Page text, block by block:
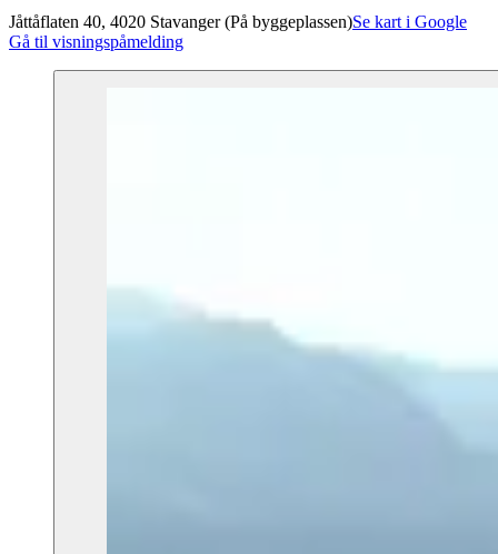
Jåttåflaten 40, 4020 Stavanger (På byggeplassen)Se kart i Google
Gå til visningspåmelding